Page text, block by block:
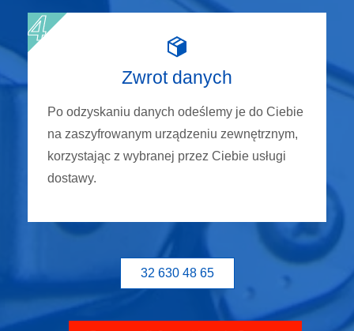
Zwrot danych
Po odzyskaniu danych odeślemy je do Ciebie
na zaszyfrowanym urządzeniu zewnętrznym,
korzystając z wybranej przez Ciebie usługi
dostawy.
32 630 48 65